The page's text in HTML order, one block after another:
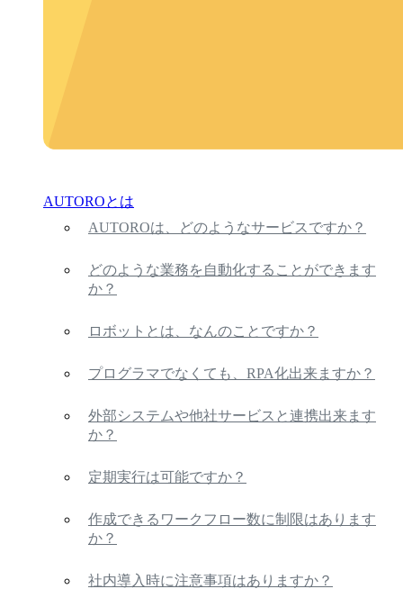
AUTOROとは
AUTOROは、どのようなサービスですか？
どのような業務を自動化することができます
か？
ロボットとは、なんのことですか？
プログラマでなくても、RPA化出来ますか？
外部システムや他社サービスと連携出来ます
か？
定期実行は可能ですか？
作成できるワークフロー数に制限はあります
か？
社内導入時に注意事項はありますか？